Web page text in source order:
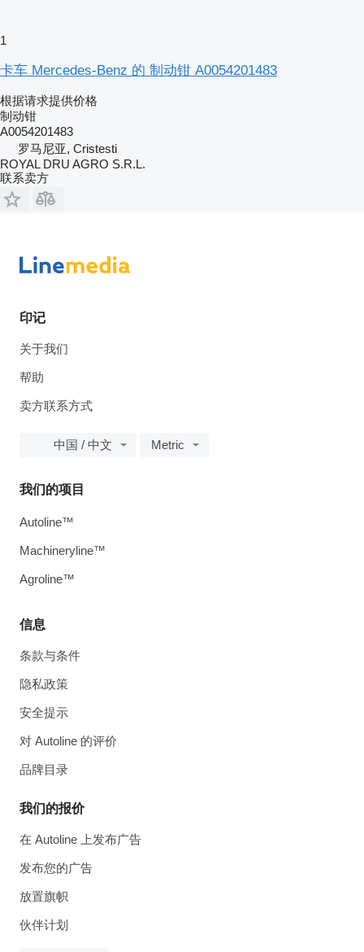
1
卡车 Mercedes-Benz 的 制动钳 A0054201483
根据请求提供价格
制动钳
A0054201483
罗马尼亚, Cristesti
ROYAL DRU AGRO S.R.L.
联系卖方
印记
关于我们
帮助
卖方联系方式
中国 / 中文 Metric
信息
条款与条件
隐私政策
安全提示
对 Autoline 的评价
品牌目录
我们的报价
在 Autoline 上发布广告
发布您的广告
放置旗帜
伙伴计划
我们的项目
Autoline™
Machineryline™
Agroline™